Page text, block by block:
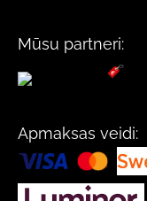
Mūsu partneri:
Apmaksas veidi: